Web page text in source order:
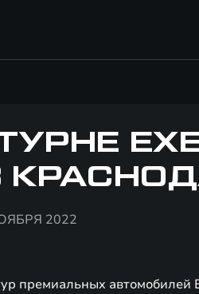
2022
премиальных автомобилей